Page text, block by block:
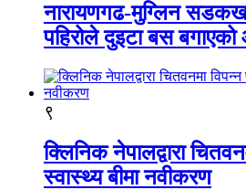
नारायणगढ-मुग्लिन
पहिरोले दुइटा बस
९
क्लिनिक नेपालद्वारा
स्वास्थ्य बीमा नवीकरण